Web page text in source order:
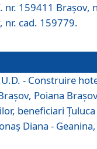
nr. 159411 Brașov,
nr. cad. 159779.
- Construire
Poiana
beneficiari
Diana - Geanina,